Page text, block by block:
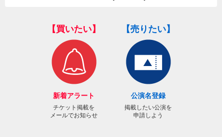
【買いたい】
新着アラート
チケット掲載を
メールでお知らせ
【売りたい】
公演名登録
掲載したい公演を
申請しよう